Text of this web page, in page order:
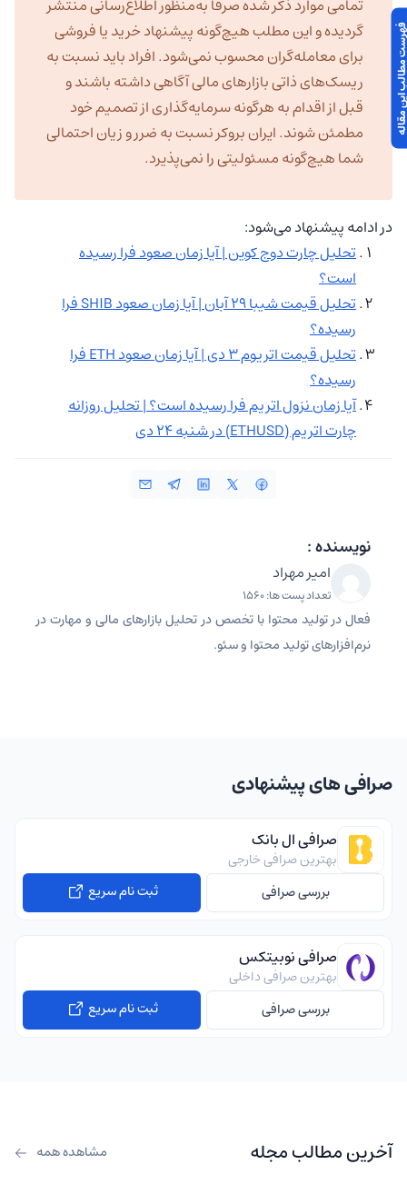
تمامی موارد ذکر شده صرفاً به‌منظور اطلاع‌رسانی منتشر
گردیده و این مطلب هیچ‌گونه پیشنهاد خرید یا فروشی
برای معامله‌گران محسوب نمی‌شود. افراد باید نسبت به
ریسک‌های ذاتی بازارهای مالی آگاهی داشته باشند و
قبل از اقدام به هرگونه سرمایه‌گذاری از تصمیم خود
مطمئن شوند. ایران بروکر نسبت به ضرر و زیان احتمالی
شما هیچ‌گونه مسئولیتی را نمی‌پذیرد.
در ادامه پیشنهاد می‌شود:
تحلیل چارت دوج کوین | آیا زمان صعود فرا رسیده
است؟
تحلیل قیمت شیبا ۲۹ آبان | آیا زمان صعود SHIB فرا
رسیده؟
تحلیل قیمت اتریوم ۳ دی | آیا زمان صعود ETH فرا
رسیده؟
آیا زمان نزول اتریم فرا رسیده است؟ | تحلیل روزانه
چارت اتریم (ETHUSD) در شنبه ۲۴ دی
نویسنده :
امیر مهراد
تعداد پست ها: 1560
فعال در تولید محتوا با تخصص در تحلیل بازارهای مالی و مهارت در
نرم‌افزارهای تولید محتوا و سئو.
مقاله
صرافی های پیشنهادی
صرافی ال بانک
بهترین صرافی خارجی
بررسی صرافی
ثبت نام سریع
صرافی نوبیتکس
بهترین صرافی داخلی
بررسی صرافی
ثبت نام سریع
آخرین مطالب مجله مشاهده همه